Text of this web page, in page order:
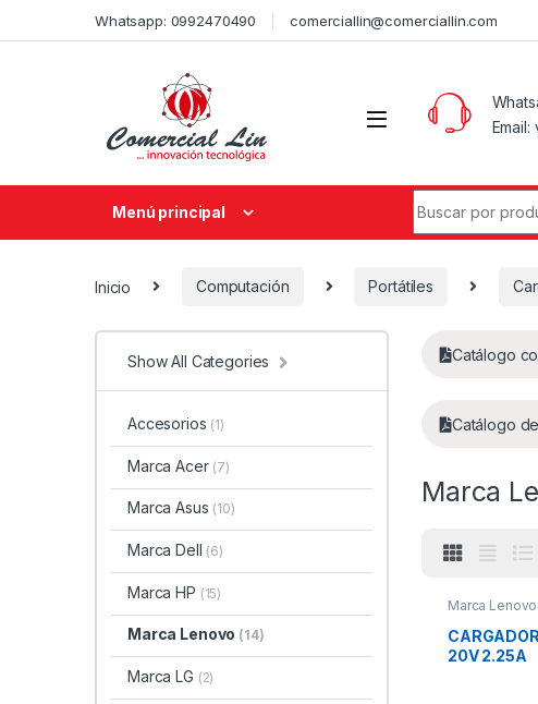
Whatsapp: 0992470490 comerciallin@comerciallin.com
Menú principal
Inicio Computación Portátiles
Catálogo
Catálogo
Marca
Marca Lenovo
20V 2.25A
Show All Categories
Accesorios (1)
Marca Acer (7)
Marca Asus (10)
Marca Dell (6)
Marca HP (15)
Marca Lenovo (14)
Marca LG (2)